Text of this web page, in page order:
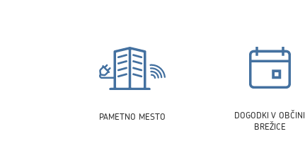
PAMETNO MESTO
DOGODKI V OBČINI
BREŽICE